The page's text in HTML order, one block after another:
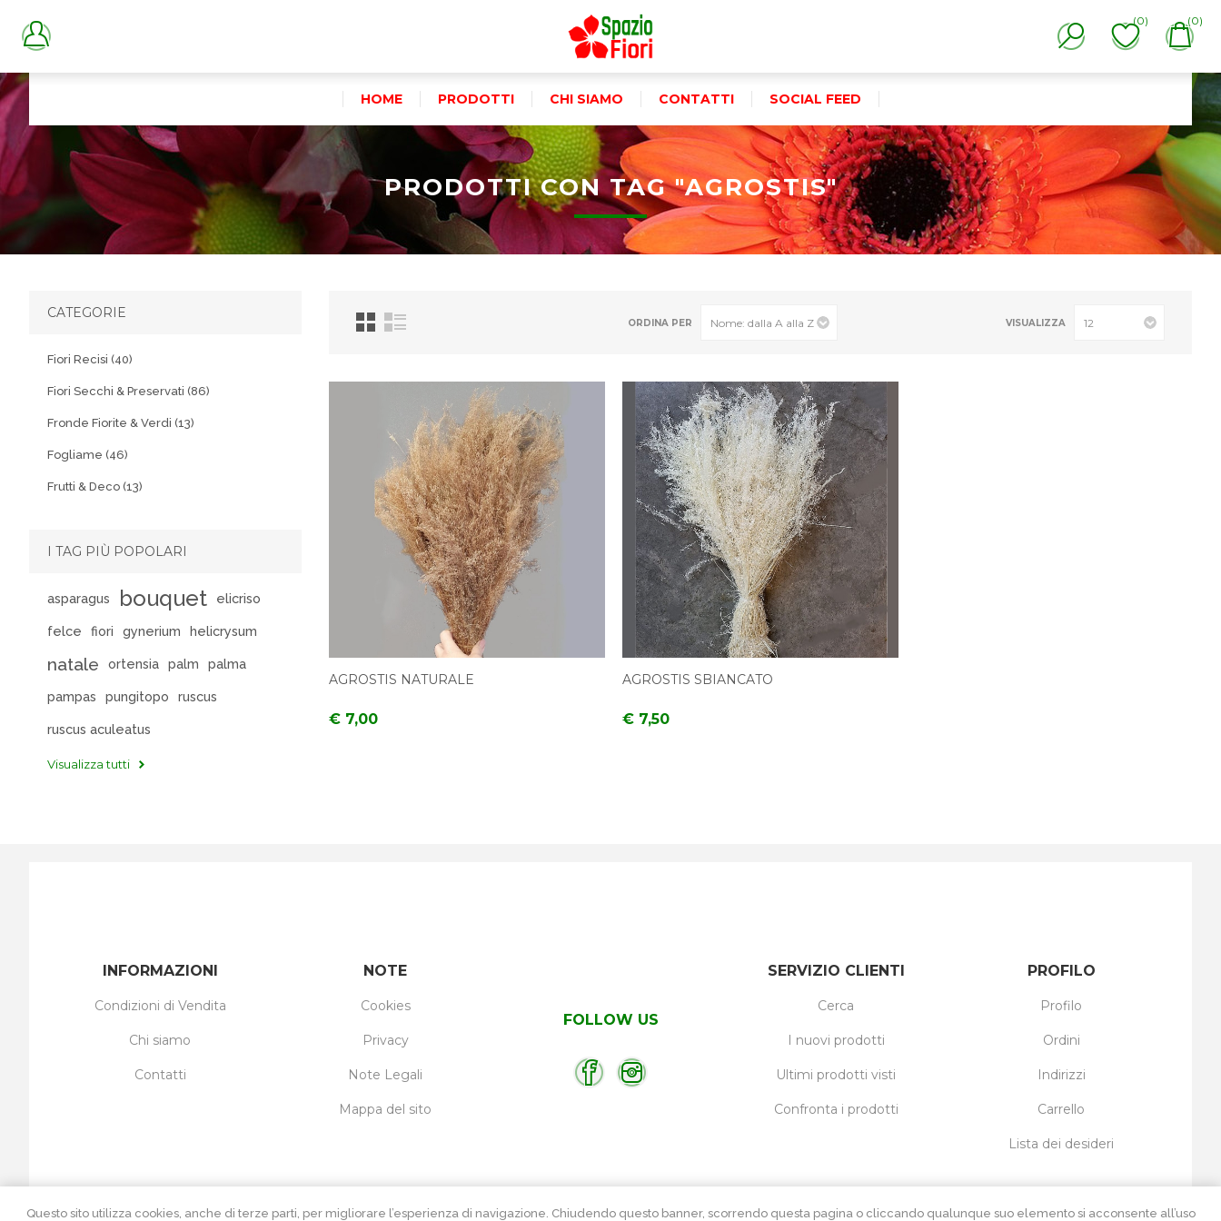
(0) (0)
HOME PRODOTTI CHI SIAMO CONTATTI SOCIAL FEED
PRODOTTI CON TAG "AGROSTIS"
ORDINA PER VISUALIZZA
AGROSTIS NATURALE
€ 7,00
AGROSTIS SBIANCATO
€ 7,50
CATEGORIE
Fiori Recisi (40)
Fiori Secchi & Preservati (86)
Fronde Fiorite & Verdi (13)
Fogliame (46)
Frutti & Deco (13)
I TAG PIÙ POPOLARI
asparagus bouquet elicriso
felce fiori gynerium helicrysum
natale ortensia palm palma
pampas pungitopo ruscus
ruscus aculeatus
Visualizza tutti
FOLLOW US
INFORMAZIONI
Condizioni di Vendita
Chi siamo
Contatti
NOTE
Cookies
Privacy
Note Legali
Mappa del sito
PROFILO
Profilo
Ordini
Indirizzi
Carrello
Lista dei desideri
SERVIZIO CLIENTI
Cerca
I nuovi prodotti
Ultimi prodotti visti
Confronta i prodotti
Questo sito utilizza cookies, anche di terze parti, per migliorare l’esperienza di navigazione. Chiudendo questo banner, scorrendo questa pagina o cliccando qualunque suo elemento si acconsente all’uso